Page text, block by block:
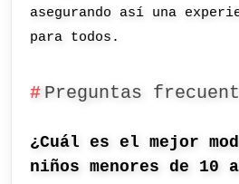
asegurando así una
para todos.
Preguntas
¿Cuál es el mejor
niños menores de 10